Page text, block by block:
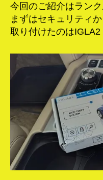
今回のご紹介はラン
まずはセキュリティか
取り付けたのはIGLA2